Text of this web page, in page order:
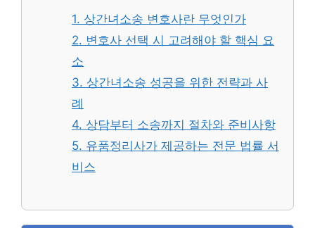
1. 상간녀소송 변호사란 무엇인가
2. 변호사 선택 시 고려해야 할 핵심 요
소
3. 상간녀소송 성공을 위한 전략과 사
례
4. 상담부터 소송까지 절차와 준비사항
5. 유품정리사가 제공하는 전문 법률 서
비스